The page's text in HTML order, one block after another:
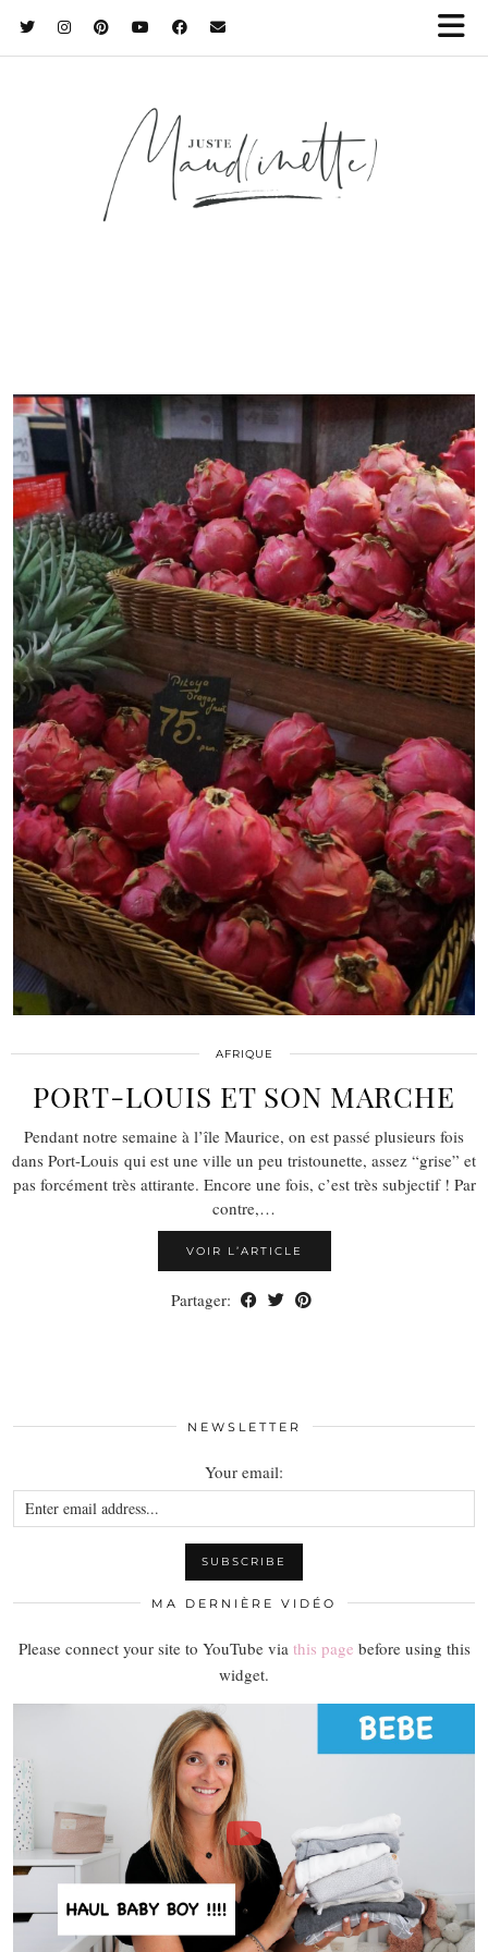
AFRIQUE
PORT-LOUIS ET SON MARCHE
Pendant notre semaine à l’île Maurice, on est passé plusieurs fois
dans Port-Louis qui est une ville un peu tristounette, assez “grise” et
pas forcément très attirante. Encore une fois, c’est très subjectif ! Par
contre,…
VOIR L’ARTICLE
Partager:
NEWSLETTER
Your email:
MA DERNIÈRE VIDÉO
Please connect your site to YouTube via this page before using this
widget.